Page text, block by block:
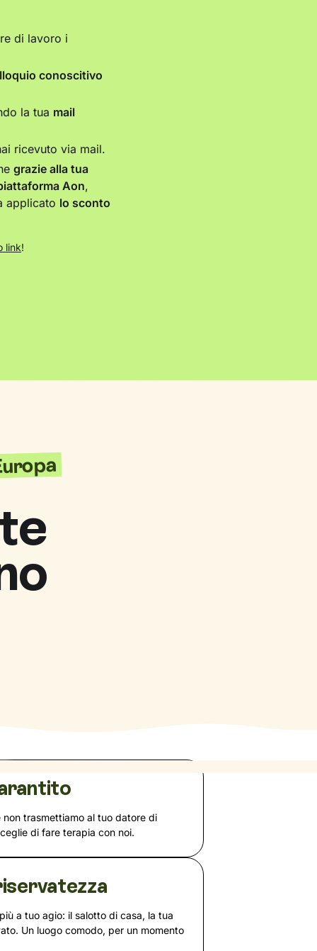
di lavoro i
conoscitivo
la tua mail
ricevuto via mail.
grazie alla tua
Aon,
applicato lo sconto
link!
trasmettiamo al tuo datore di
di fare terapia con noi.
a tuo agio: il salotto di casa, la tua
Un luogo comodo, per un momento